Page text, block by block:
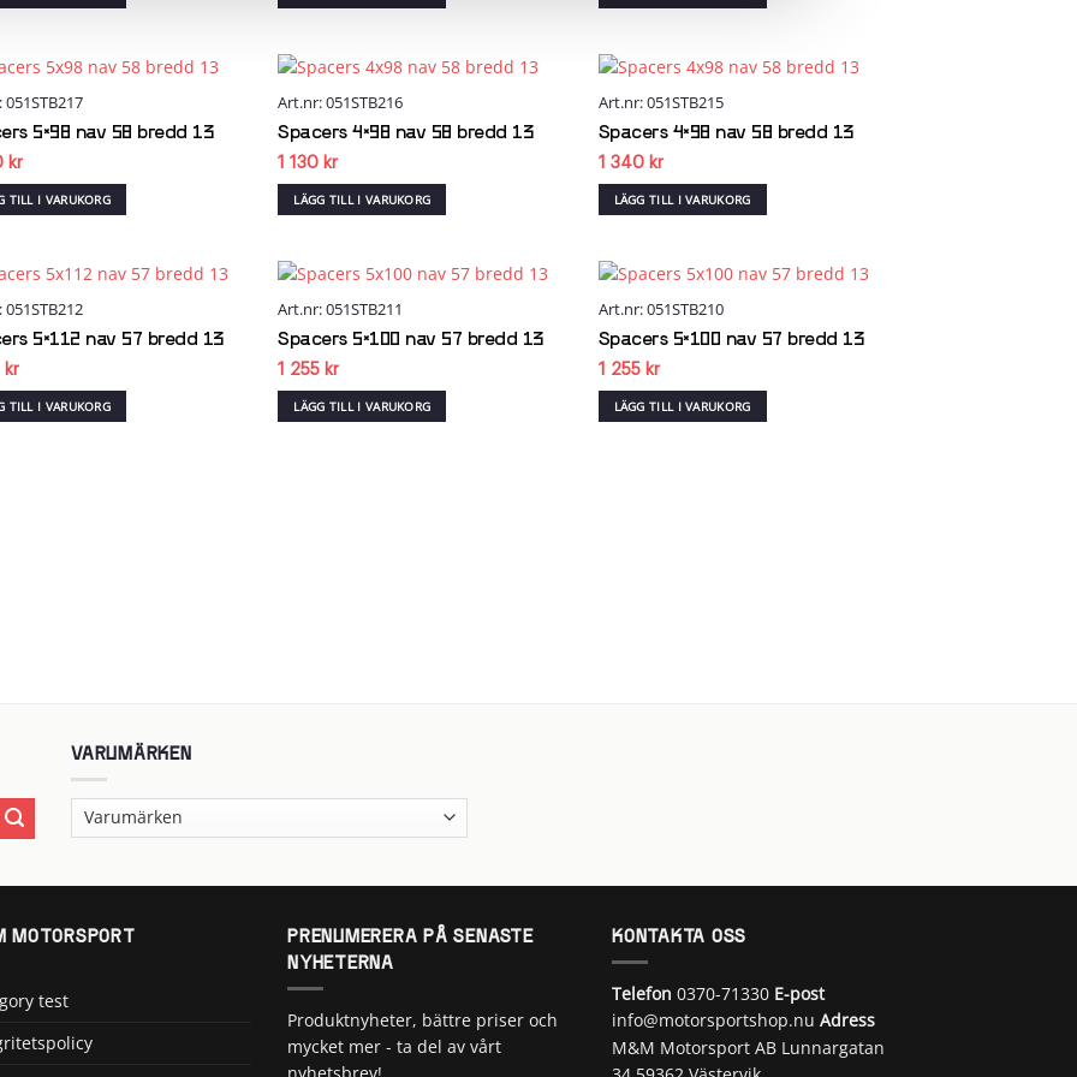
wishlist
5×98 nav 58 bredd 13
kr
TILL I VARUKORG
wishlist
Art.nr: 051STB216
Spacers 4×98 nav 58 bredd 13
1 130 kr
LÄGG TILL I VARUKORG
wishlist
Art.nr: 051STB215
Spacers 4×98 nav 58 bredd 13
1 340 kr
LÄGG TILL I VARUKORG
wishlist
5×112 nav 57 bredd 13
kr
TILL I VARUKORG
wishlist
Art.nr: 051STB211
Spacers 5×100 nav 57 bredd 13
1 255 kr
LÄGG TILL I VARUKORG
wishlist
Art.nr: 051STB210
Spacers 5×100 nav 57 bredd 13
1 255 kr
LÄGG TILL I VARUKORG
VARUMÄRKEN
MOTORSPORT
test
PRENUMERERA PÅ SENASTE
NYHETERNA
Produktnyheter, bättre priser och
mycket mer - ta del av vårt
nyhetsbrev!
KONTAKTA OSS
Telefon 0370-71330 E-post
info@motorsportshop.nu Adress
M&M Motorsport AB Lunnargatan